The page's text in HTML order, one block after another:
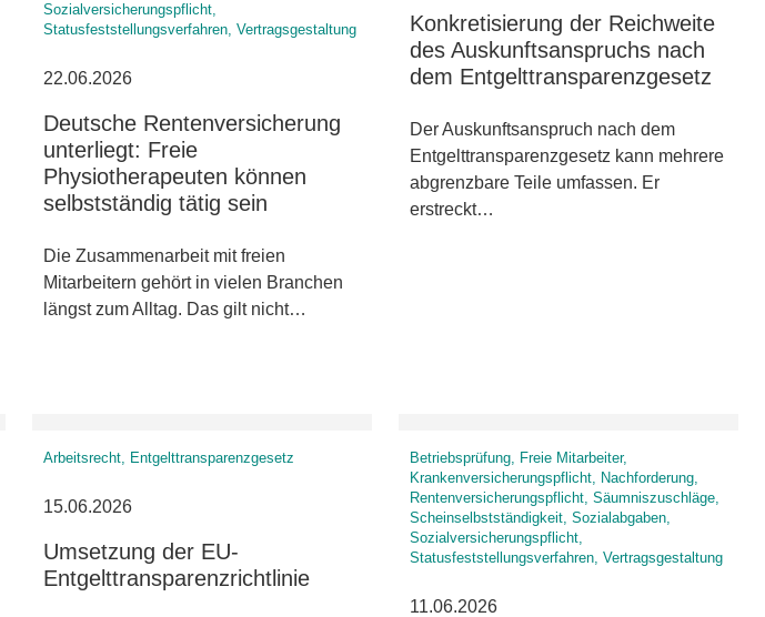
Sozialversicherungspflicht,
Statusfeststellungsverfahren, Vertragsgestaltung
22.06.2026
Deutsche Rentenversicherung
unterliegt: Freie
Physiotherapeuten können
selbstständig tätig sein
Die Zusammenarbeit mit freien
Mitarbeitern gehört in vielen Branchen
längst zum Alltag. Das gilt nicht…
Konkretisierung der Reichweite
des Auskunftsanspruchs nach
dem Entgelttransparenzgesetz
Der Auskunftsanspruch nach dem
Entgelttransparenzgesetz kann mehrere
abgrenzbare Teile umfassen. Er
erstreckt…
Arbeitsrecht, Entgelttransparenzgesetz
15.06.2026
Umsetzung der EU-
Entgelttransparenzrichtlinie
Betriebsprüfung, Freie Mitarbeiter,
Krankenversicherungspflicht, Nachforderung,
Rentenversicherungspflicht, Säumniszuschläge,
Scheinselbstständigkeit, Sozialabgaben,
Sozialversicherungspflicht,
Statusfeststellungsverfahren, Vertragsgestaltung
11.06.2026